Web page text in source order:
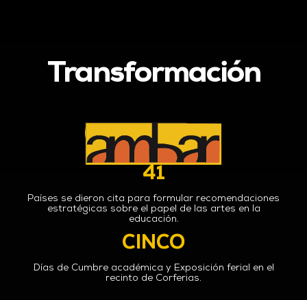
Transformación
41
Países se dieron cita para formular recomendaciones
estratégicas sobre el papel de las artes en la
educación.
CINCO
Días de Cumbre académica y Exposición ferial en el
recinto de Corferias.